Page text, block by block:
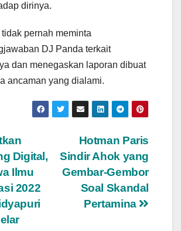
dirinya.
tidak pernah meminta
DJ Panda terkait
dan menegaskan laporan dibuat
ancaman yang dialami.
Hotman Paris
Sindir Ahok yang
Gembar-Gembor
Soal Skandal
Pertamina
Digital,
Ilmu
2022